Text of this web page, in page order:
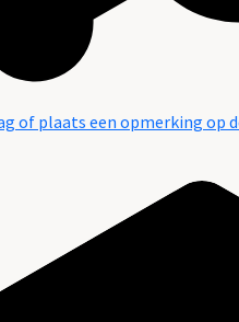
of plaats een opmerking op